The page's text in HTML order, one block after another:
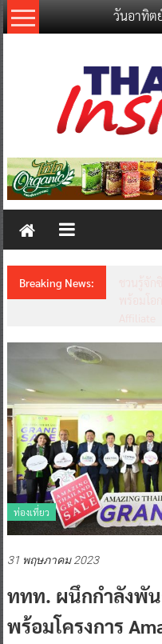
Skip
to
วันอาทิต
Thailand
New
Breaking News:
ไทยสู่ศู
31 พฤษภาคม 2023
ททท. ผนึกกำลังพัน